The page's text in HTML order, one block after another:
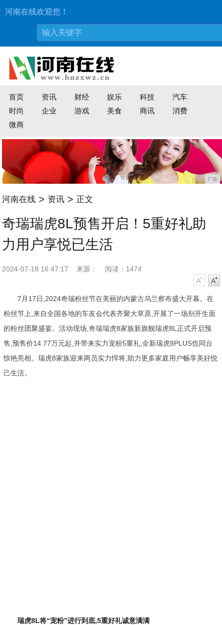
河南在线欢迎您！
首页 资讯 财经 娱乐 科技
汽车
时尚
企业 游戏 美食 商讯
消费
微商
广告
河南在线 > 资讯 > 正文
奇瑞瑞虎8L预售开启！5重好礼助
力用户享悦已生活
2024-07-18 16:47:17 来源：
阅读：1474
7月17日,2024奇瑞粉丝节在美丽的内蒙古乌兰察布盛大开幕。在
粉丝节上,来自全国各地的车友会代表齐聚大草原,开展了一场别开生面
的粉丝团聚盛宴。活动现场,奇瑞瑞虎8家族新旗舰瑞虎8L正式开启预
售,预售价14.77万元起,并带来实力宠粉5重礼,全新瑞虎8PLUS也同台
惊艳亮相。瑞虎8家族迎来两员实力悍将,助力更多家庭用户畅享美好悦
己生活。
瑞虎8L将“宠粉”进行到底,5重好礼诚意满满